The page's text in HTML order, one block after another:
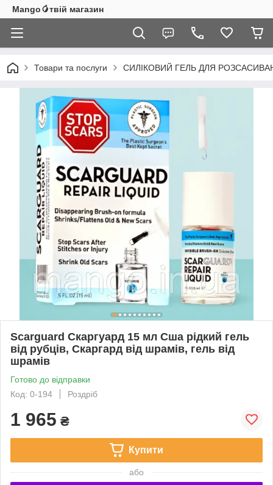
Mango🥭твій магазин
Товари та послуги СИЛІКОВИЙ ГЕЛЬ ДЛЯ
Scarguard Скаргуард 15 мл Сша рідкий гель
від рубців, Скаргард від шрамів, гель від
шрамів
Готово до відправки
Код: 0-194
Роздріб
1 965 ₴
Купити
або